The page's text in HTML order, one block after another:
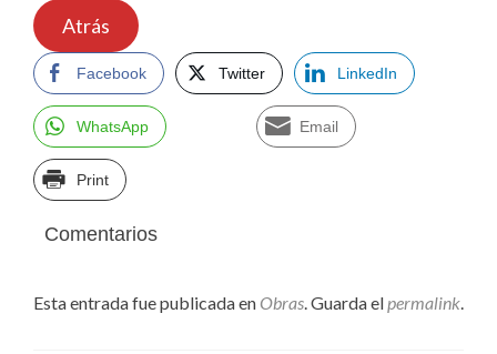
Atrás
Facebook Twitter LinkedIn
WhatsApp Email
Print
Comentarios
Esta entrada fue publicada en Obras . Guarda el permalink